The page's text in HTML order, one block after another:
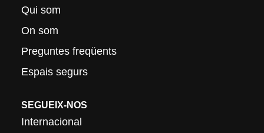
Qui som
On som
Preguntes freqüents
Espais segurs
SEGUEIX-NOS
Internacional